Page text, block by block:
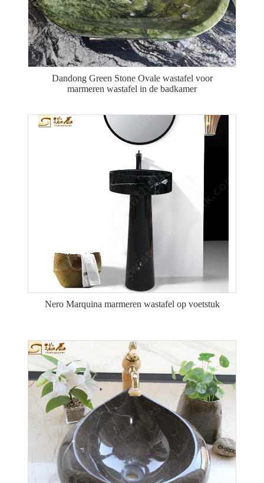
Dandong Green Stone Ovale wastafel voor
marmeren wastafel in de badkamer
Nero Marquina marmeren wastafel op voetstuk